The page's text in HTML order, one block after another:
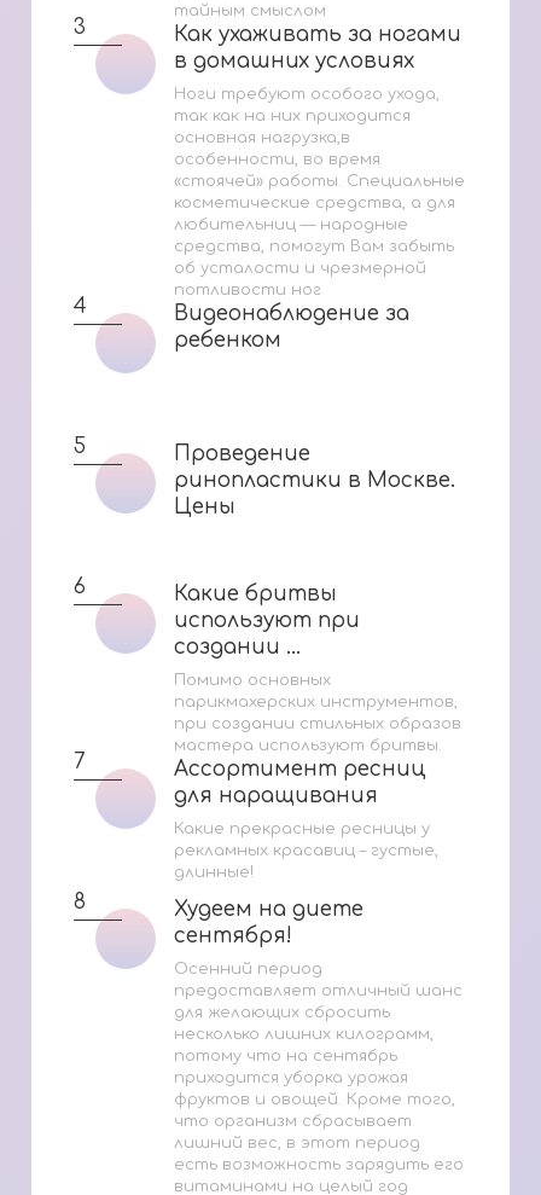
тайным смыслом
3
Как ухаживать за ногами
в домашних условиях
Как ухаживать за ногами
в домашних условиях
Ноги требуют особого ухода,
так как на них приходится
основная нагрузка,в
особенности, во время
«стоячей» работы. Специальные
косметические средства, а для
любительниц — народные
средства, помогут Вам забыть
об усталости и чрезмерной
потливости ног
4
Видеонаблюдение за
ребенком
Видеонаблюдение за
ребенком
5
Проведение
ринопластики в Москве.
Цены
Проведение
ринопластики в Москве.
Цены
6
Какие бритвы
используют при
создании ...
Какие бритвы
используют при
создании ...
Помимо основных
парикмахерских инструментов,
при создании стильных образов
мастера используют бритвы.
7
Ассортимент ресниц
для наращивания
Ассортимент ресниц
для наращивания
Какие прекрасные ресницы у
рекламных красавиц – густые,
длинные!
8
Худеем на диете
сентября!
Худеем на диете
сентября!
Осенний период
предоставляет отличный шанс
для желающих сбросить
несколько лишних килограмм,
потому что на сентябрь
приходится уборка урожая
фруктов и овощей. Кроме того,
что организм сбрасывает
лишний вес, в этот период
есть возможность зарядить его
витаминами на целый год